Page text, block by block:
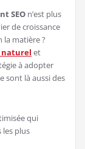
SEO n’est plus
de croissance
matière ?
naturel et
à adopter
sont là aussi des
qui
les plus